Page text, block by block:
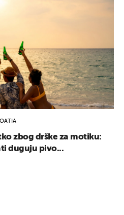
zbog drške za motiku:
duguju pivo...